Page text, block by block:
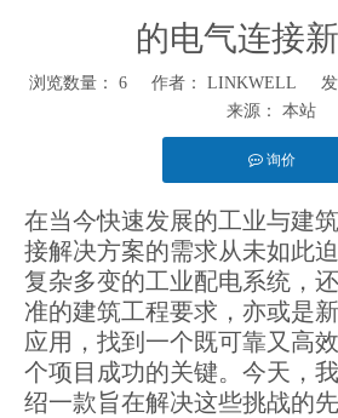
的电气连接
浏览数量： 6作者： LINKWELL 发
来源： 本站
询价
在当今快速发展的工业与建
接解决方案的需求从未如此
复杂多变的工业配电系统，
准的建筑工程要求，亦或是
应用，找到一个既可靠又高
个项目成功的关键。今天，
绍一款旨在解决这些挑战的